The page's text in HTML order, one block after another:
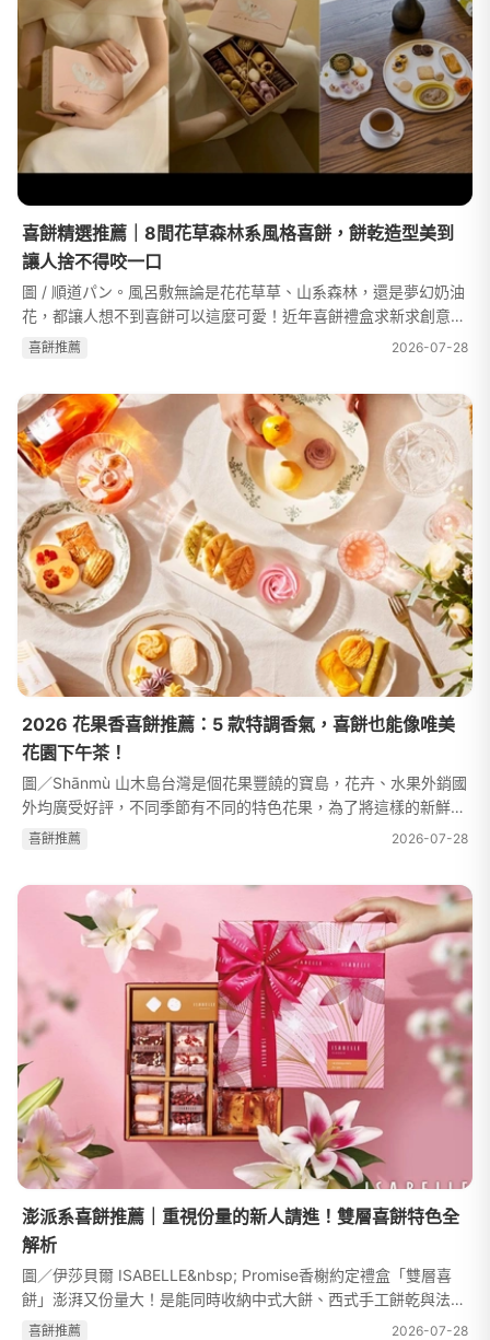
喜餅精選推薦｜8間花草森林系風格喜餅，餅乾造型美到
讓人捨不得咬一口
圖 / 順道パン。風呂敷無論是花花草草、山系森林，還是夢幻奶油
花，都讓人想不到喜餅可以這麼可愛！近年喜餅禮盒求新求創意，
加上種類多元，常常讓新人在準備婚禮過程中，陷入嚴重的選擇困
喜餅推薦 2026-07-28
2026 花果香喜餅推薦：5 款特調香氣，喜餅也能像唯美
花園下午茶！
圖／Shānmù 山木島台灣是個花果豐饒的寶島，花卉、水果外銷國
外均廣受好評，不同季節有不同的特色花果，為了將這樣的新鮮美
味試圖以不同的形式呈現，喜餅品牌開始嘗試以天然花卉、水果製
喜餅推薦 2026-07-28
澎派系喜餅推薦｜重視份量的新人請進！雙層喜餅特色全
解析
圖／伊莎貝爾 ISABELLE&nbsp; Promise香榭約定禮盒「雙層喜
餅」澎湃又份量大！是能同時收納中式大餅、西式手工餅乾與法式
點心的最佳容器！WeddingDay編輯精選 6 款讓長輩點頭、親友
喜餅推薦 2026-07-28